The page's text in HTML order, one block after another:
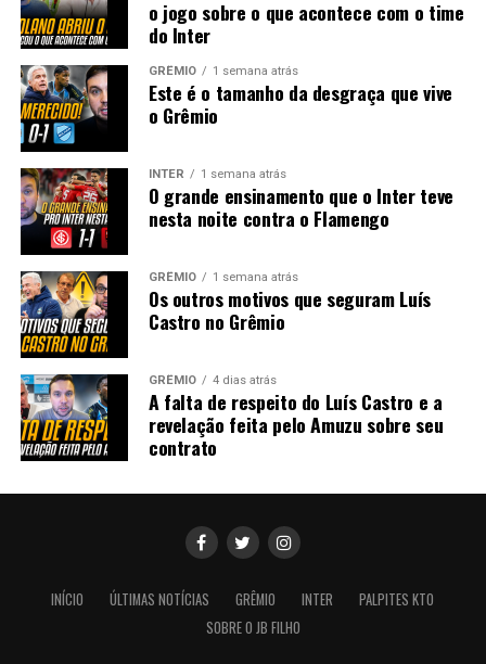
o jogo sobre o que acontece com o time
do Inter
GRÊMIO 1 semana atrás
Este é o tamanho da desgraça que vive
o Grêmio
INTER 1 semana atrás
O grande ensinamento que o Inter teve
nesta noite contra o Flamengo
GRÊMIO 1 semana atrás
Os outros motivos que seguram Luís
Castro no Grêmio
GRÊMIO 4 dias atrás
A falta de respeito do Luís Castro e a
revelação feita pelo Amuzu sobre seu
contrato
INÍCIO ÚLTIMAS NOTÍCIAS GRÊMIO INTER
PALPITES KTO
SOBRE O JB FILHO